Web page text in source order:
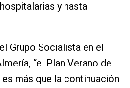
y hasta
Grupo Socialista en el
“el Plan Verano de
más que la continuación